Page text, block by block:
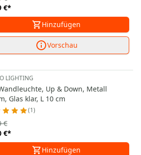
€*
Hinzufügen
Vorschau
LIGHTING
Up & Down, Metall
Glas klar, L 10 cm
1
€*
€
Hinzufügen